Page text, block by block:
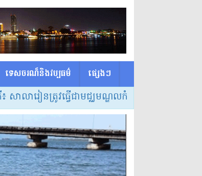
ទេសចរណ៏និងវប្បធម៌ ផ្សេង​ៗ
ារៀនត្រូវធ្វើជាមជ្ឈមណ្ឌលកំណត់វិធីសាស្ត្របង្រៀ